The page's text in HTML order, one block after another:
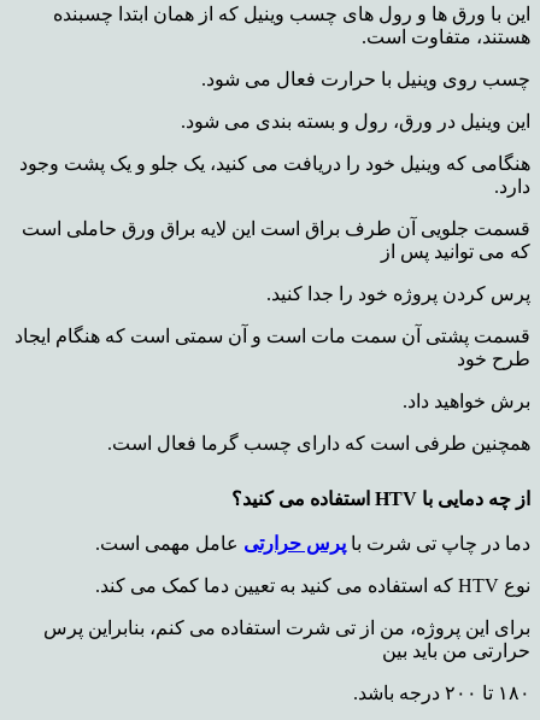
این با ورق ها و رول های چسب وینیل که از همان ابتدا چسبنده
هستند، متفاوت است.
چسب روی وینیل با حرارت فعال می شود.
این وینیل در ورق، رول و بسته بندی می شود.
هنگامی که وینیل خود را دریافت می کنید، یک جلو و یک پشت وجود
دارد.
قسمت جلویی آن طرف براق است این لایه براق ورق حاملی است
که می توانید پس از
پرس کردن پروژه خود را جدا کنید.
قسمت پشتی آن سمت مات است و آن سمتی است که هنگام ایجاد
طرح خود
برش خواهید داد.
همچنین طرفی است که دارای چسب گرما فعال است.
از چه دمایی با HTV استفاده می کنید؟
دما در چاپ تی شرت با پرس حرارتی عامل مهمی است.
نوع HTV که استفاده می کنید به تعیین دما کمک می کند.
برای این پروژه، من از تی شرت استفاده می کنم، بنابراین پرس
حرارتی من باید بین
۱۸۰ تا ۲۰۰ درجه باشد.